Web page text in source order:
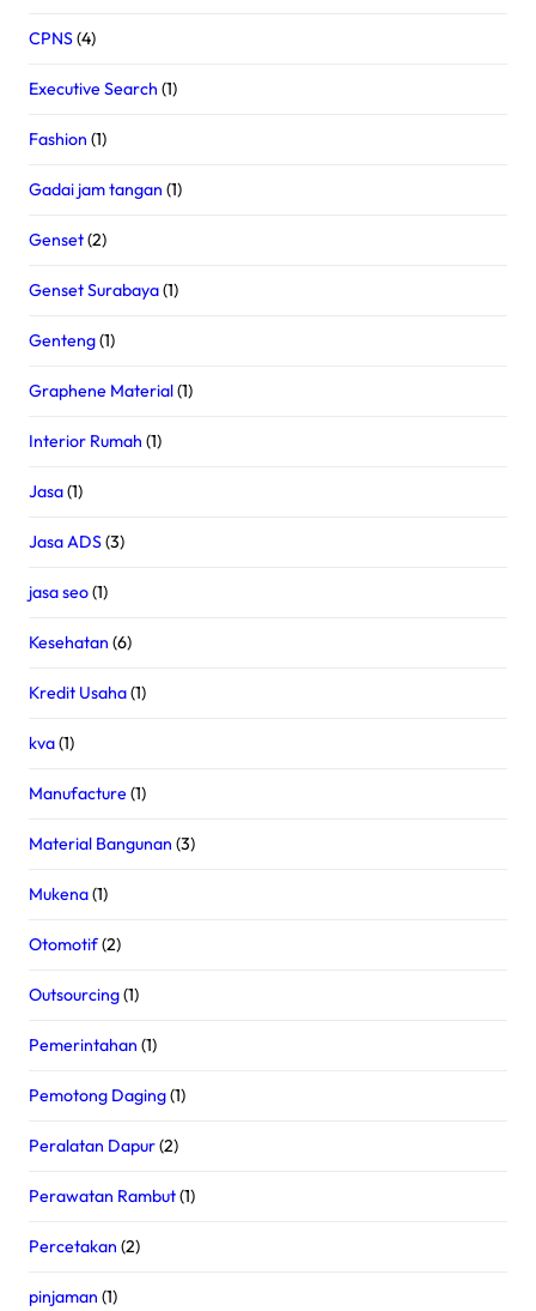
CPNS(4)
Executive Search (1)
Fashion (1)
Gadai jam tangan (1)
Genset(2)
Genset Surabaya(1)
Genteng(1)
Graphene Material(1)
Interior Rumah (1)
Jasa(1)
Jasa ADS(3)
jasa seo(1)
Kesehatan (6)
Kredit Usaha(1)
kva(1)
Manufacture(1)
Material Bangunan (3)
Mukena(1)
Otomotif(2)
Outsourcing(1)
Pemerintahan (1)
Pemotong Daging(1)
Peralatan Dapur(2)
Perawatan Rambut(1)
Percetakan (2)
pinjaman (1)